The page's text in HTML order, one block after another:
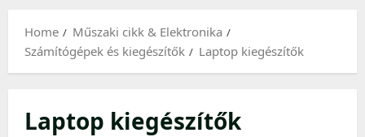
Home
Műszaki cikk & Elektronika
Számítógépek és kiegészítők
Laptop kiegészítők
Laptop kiegészítők